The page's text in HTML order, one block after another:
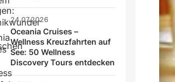
24.07.2026
Oceania Cruises –
Wellness Kreuzfahrten auf
See: 50 Wellness
Discovery Tours entdecken